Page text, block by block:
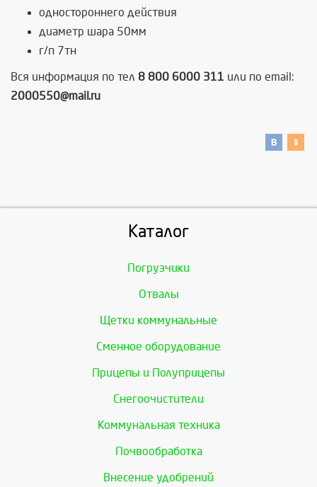
одностороннего действия
диаметр шара 50мм
г/п 7тн
Вся информация по тел 8 800 6000 311 или по email:
2000550@mail.ru
Каталог
Погрузчики
Отвалы
Щетки коммунальные
Сменное оборудование
Прицепы и Полуприцепы
Снегоочистители
Коммунальная техника
Почвообработка
Внесение удобрений